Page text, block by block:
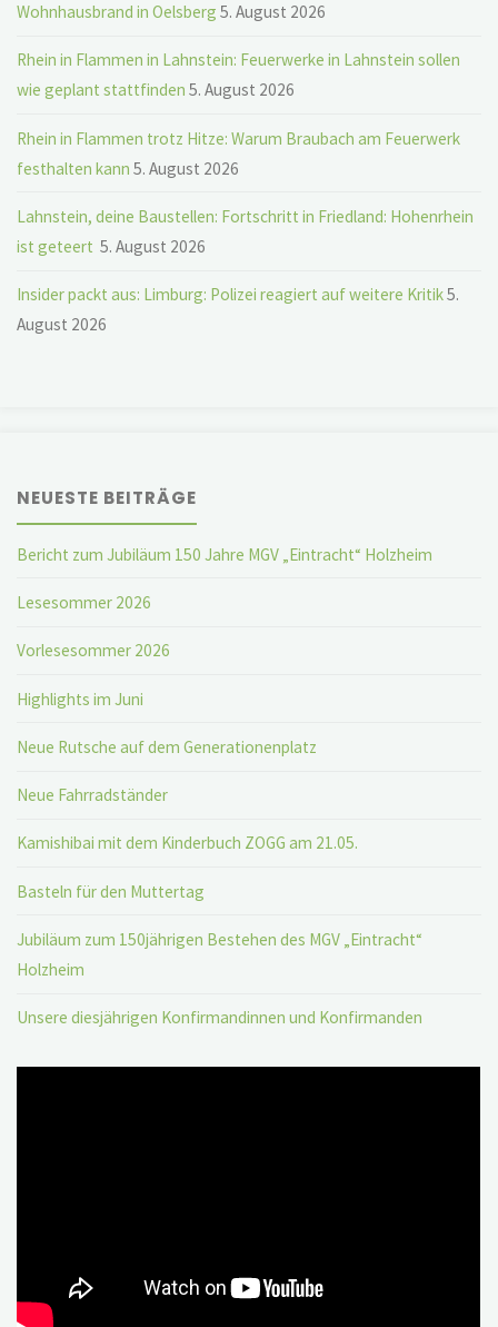
Wohnhausbrand in Oelsberg 5. August 2026
Rhein in Flammen in Lahnstein: Feuerwerke in Lahnstein sollen
wie geplant stattfinden 5. August 2026
Rhein in Flammen trotz Hitze: Warum Braubach am Feuerwerk
festhalten kann 5. August 2026
Lahnstein, deine Baustellen: Fortschritt in Friedland: Hohenrhein
ist geteert 5. August 2026
Insider packt aus: Limburg: Polizei reagiert auf weitere Kritik5.
August 2026
NEUESTE BEITRÄGE
Bericht zum Jubiläum 150 Jahre MGV „Eintracht“ Holzheim
Lesesommer 2026
Vorlesesommer 2026
Highlights im Juni
Neue Rutsche auf dem Generationenplatz
Neue Fahrradständer
Kamishibai mit dem Kinderbuch ZOGG am 21.05.
Basteln für den Muttertag
Jubiläum zum 150jährigen Bestehen des MGV „Eintracht“
Holzheim
Unsere diesjährigen Konfirmandinnen und Konfirmanden